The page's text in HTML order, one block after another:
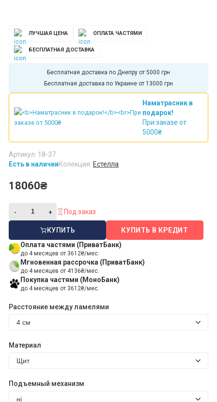
ЛУЧШАЯ ЦЕНА ОПЛАТА ЧАСТЯМИ
БЕСПЛАТНАЯ ДОСТАВКА
Бесплатная доставка по Днепру от 5000 грн
Бесплатная доставка по Украине от 13000 грн
Наматрасник в
подарок!
При заказе от
5000₴
Есть в наличииКолекция: Естелла
Артикул: 18-37
18060₴
Под заказ
КУПИТЬ
Оплата частями (ПриватБанк)
до 4 месяцев от 3612₴/мес.
Мгновенная рассрочка (ПриватБанк)
до 4 месяцев от 4136₴/мес.
Покупка частями (МоноБанк)
до 4 месяцев от 3612₴/мес.
КУПИТЬ В КРЕДИТ
Расстояние между ламелями
Материал
Подъемный механизм